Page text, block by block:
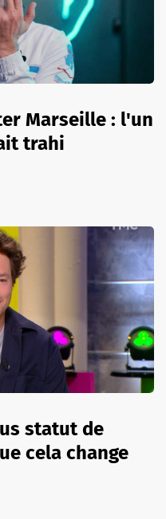
Marseille : l'un
trahi
statut de
cela change